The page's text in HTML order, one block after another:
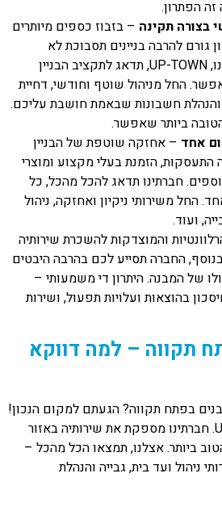
הפתרון.
בצורה תקינה – בזבוז כספים מיותרים
גורם להרבה בניינים תסבוכת לא
פשוטה כלל. חברתינו, UP-TOWN, תדאג לתקציב הבניין
החל מניהול שוטף וחודשי, דחיית
והנהלת חשבונות שבאמת חושבת עליכם.
ביותר שאפשר.
אחד – אחזקה שוטפת של הבניין
התעסקות, הזמנת בעלי מקצוע ומוצרי
חברתינו תדאג להכל מהכל, כל
החל משירותי ניקיון ואחזקה, ניהול
ועוד.
והמוצדקות להשכרת שירותיה
החברה תסייע לכם בהרבה היבטים
של המבנה. היתרון די משמעותי –
בהוצאות ועלויות תפעול, ושירות
תקווה – למה דווקא
בפתח תקווה? הגעתם למקום הנכון!
הכירו את חברת UP-TOWN. חברתינו מספקת את שירותיה באזור
ביותר. אצלנו, תמצאו הכל מהכל –
ניהול ועד בית, גבייה והנהלת